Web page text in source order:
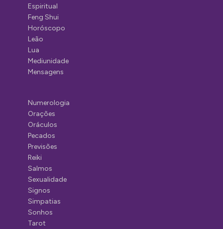
Espiritual
Feng Shui
Horóscopo
Leão
Lua
Mediunidade
Mensagens
Numerologia
Orações
Oráculos
Pecados
Previsões
Reiki
Salmos
Sexualidade
Signos
Simpatias
Sonhos
Tarot